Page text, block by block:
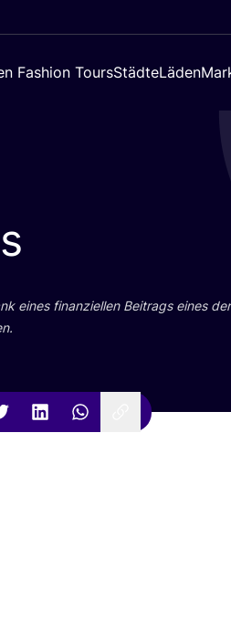
Fashion ToursStädteLäden
eines finan­zi­el­len Bei­trags eines